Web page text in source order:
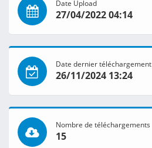
Date Upload
27/04/2022 04:14
Date dernier téléchargement
26/11/2024 13:24
Nombre de téléchargements
15